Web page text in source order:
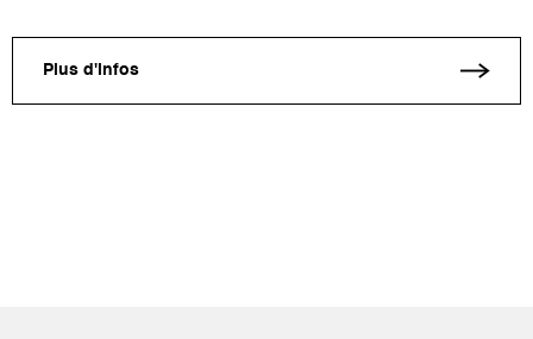
Plus d'infos